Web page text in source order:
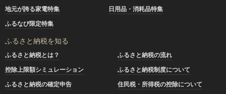
地元が誇る家電特集
日用品・消耗品特集
ふるなび限定特集
ふるさと納税を知る
ふるさと納税とは？
ふるさと納税の流れ
控除上限額シミュレーション
ふるさと納税制度について
ふるさと納税の確定申告
住民税・所得税の控除について